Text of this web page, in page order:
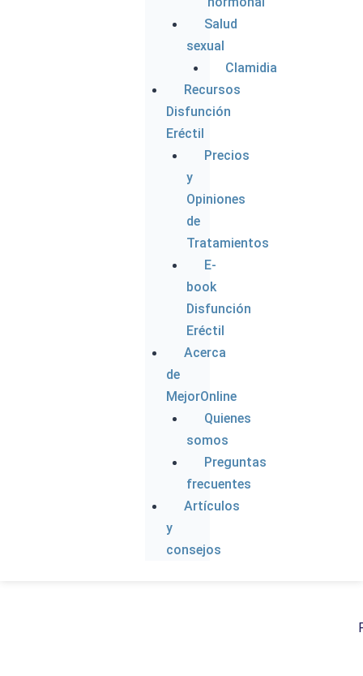
Salud
sexual
Clamidia
Recursos
Disfunción
Eréctil
Precios
y
Opiniones
de
Tratamientos
E-
book
Disfunción
Eréctil
Acerca
de
MejorOnline
Quienes
somos
Preguntas
frecuentes
Artículos
y
consejos